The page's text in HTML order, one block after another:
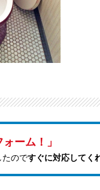
ーム！」
たのですぐに対応してく